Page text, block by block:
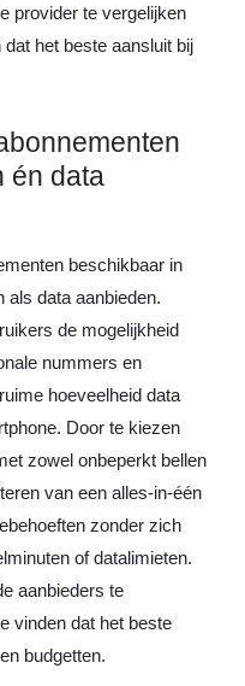
provider te vergelijken
het beste aansluit bij
én data
beschikbaar in
als data aanbieden.
de mogelijkheid
nummers en
hoeveelheid data
Door te kiezen
zowel onbeperkt bellen
van een alles-in-één
zonder zich
of datalimieten.
aanbieders te
vinden dat het beste
budgetten.